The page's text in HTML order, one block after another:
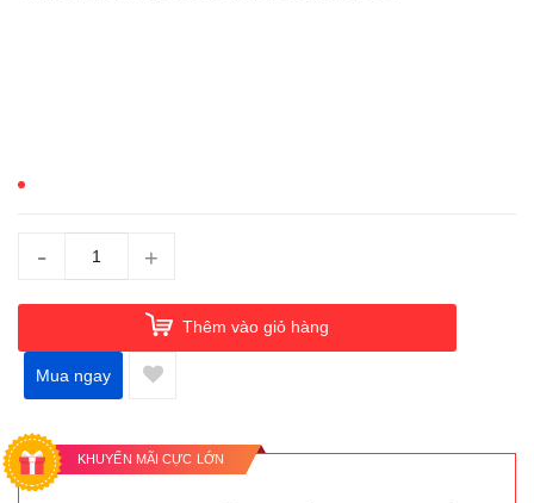
- +
Thêm vào giỏ hàng
Mua ngay
KHUYẾN MÃI CỰC LỚN